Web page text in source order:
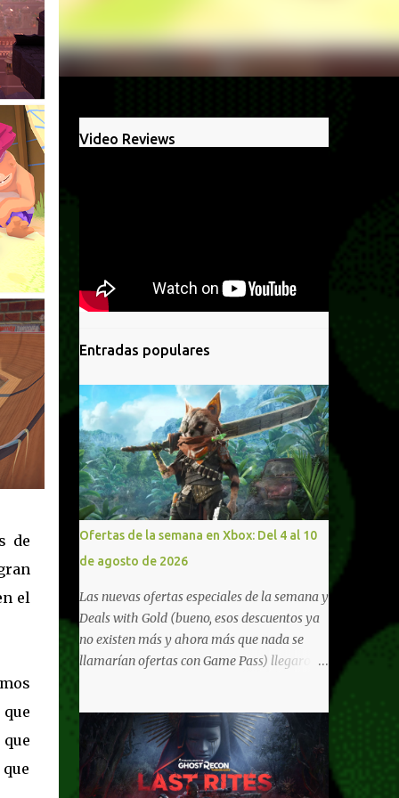
de
el
Video Reviews
Entradas populares
Ofertas de la semana en Xbox: Del 4 al 10
de agosto de 2026
Las nuevas ofertas especiales de la semana y
Deals with Gold (bueno, esos descuentos ya
no existen más y ahora más que nada se
llamarían ofertas con Game Pass) llegaron a
10/11, varios de los juegos que están de
oferta también cuentan con soporte para
Xbox Play Anywhere, lo que nos permite
jugarlos y mantener un progreso